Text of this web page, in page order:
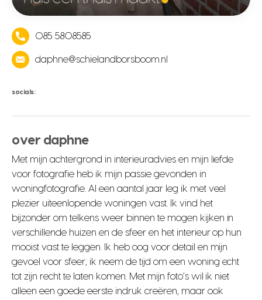
085 5808585
daphne@schielandborsboom.nl
socials:
over daphne
Met mijn achtergrond in interieuradvies en mijn liefde
voor fotografie heb ik mijn passie gevonden in
woningfotografie. Al een aantal jaar leg ik met veel
plezier uiteenlopende woningen vast. Ik vind het
bijzonder om telkens weer binnen te mogen kijken in
verschillende huizen en de sfeer en het interieur op hun
mooist vast te leggen. Ik heb oog voor detail en mijn
gevoel voor sfeer; ik neem de tijd om een woning echt
tot zijn recht te laten komen. Met mijn foto’s wil ik niet
alleen een goede eerste indruk creëren, maar ook